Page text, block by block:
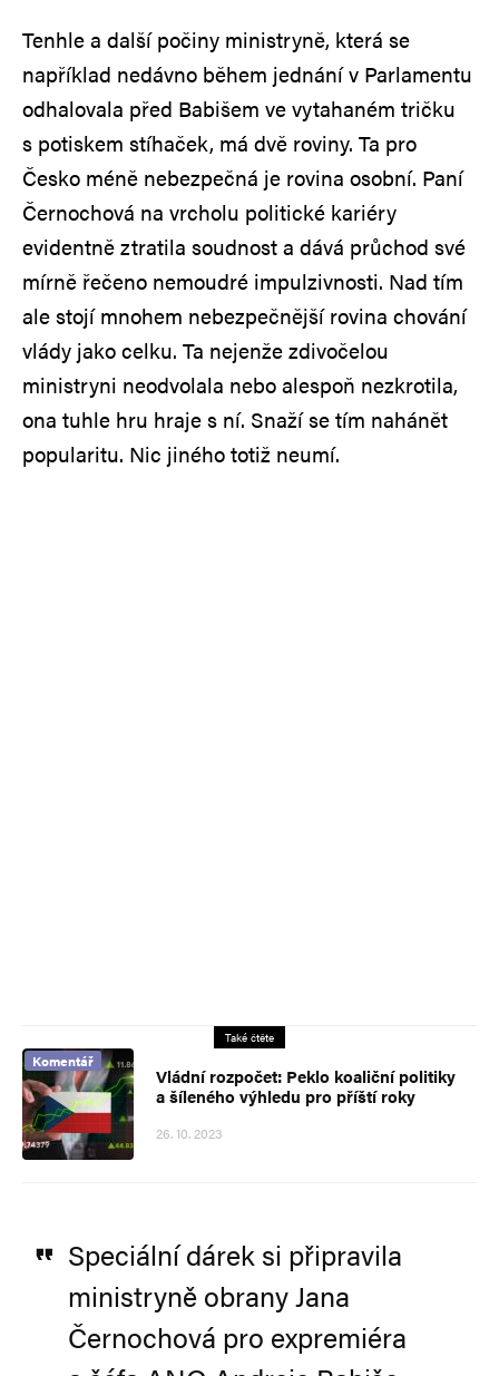
Tenhle a další počiny ministryně, která se
například nedávno během jednání v Parlamentu
odhalovala před Babišem ve vytahaném tričku
s potiskem stíhaček, má dvě roviny. Ta pro
Česko méně nebezpečná je rovina osobní. Paní
Černochová na vrcholu politické kariéry
evidentně ztratila soudnost a dává průchod své
mírně řečeno nemoudré impulzivnosti. Nad tím
ale stojí mnohem nebezpečnější rovina chování
vlády jako celku. Ta nejenže zdivočelou
ministryni neodvolala nebo alespoň nezkrotila,
ona tuhle hru hraje s ní. Snaží se tím nahánět
popularitu. Nic jiného totiž neumí.
Také čtěte
Komentář
Vládní rozpočet: Peklo koaliční politiky
a šíleného výhledu pro příští roky
26. 10. 2023
Speciální dárek si připravila
ministryně obrany Jana
Černochová pro expremiéra